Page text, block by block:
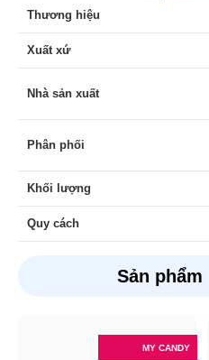
Thương hiệu
Xuất xứ
Nhà sản xuất
Phân phối
Khối lượng
Quy cách
Sản
MY CANDY